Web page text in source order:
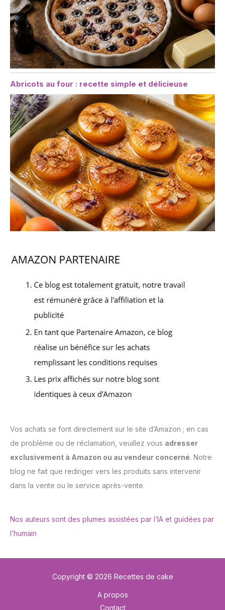
Abricots au four : recette simple et délicieuse
Vos achats se font directement sur le site d’Amazon ; en cas
de problème ou de réclamation, veuillez vous adresser
exclusivement à Amazon ou au vendeur concerné. Notre
blog ne fait que rediriger vers les produits sans intervenir
dans la vente ou le service après-vente.
Nos auteurs sont des plumes assistées par l’IA et guidées par
l’humain
Copyright © 2026 Recettes de cake
A propos
Contact